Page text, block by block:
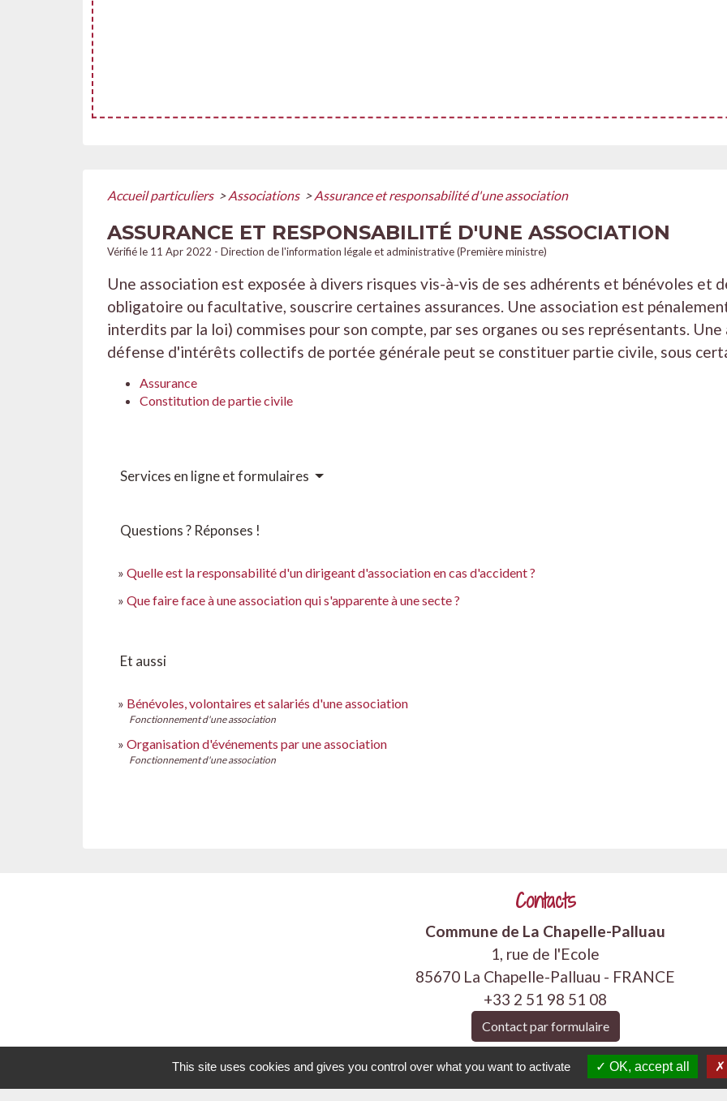
Accueil particuliers > Associations > Assurance et responsabilité d'une association
ASSURANCE ET RESPONSABILITÉ D'UNE ASSOCIATION
Vérifié le 11 Apr 2022 - Direction de l'information légale et administrative (Première ministre)
Une association est exposée à divers risques vis-à-vis de ses adhérents et bénévoles et
obligatoire ou facultative, souscrire certaines assurances. Une association est
interdits par la loi) commises pour son compte, par ses organes ou ses représentants.
défense d'intérêts collectifs de portée générale peut se constituer partie civile, sous
Assurance
Constitution de partie civile
Services en ligne et formulaires
Questions ? Réponses !
Quelle est la responsabilité d'un dirigeant d'association en cas d'accident ?
Que faire face à une association qui s'apparente à une secte ?
Et aussi
Bénévoles, volontaires et salariés d'une association
Fonctionnement d'une association
Organisation d'événements par une association
Fonctionnement d'une association
Contacts
Commune de La Chapelle-Palluau
1, rue de l'Ecole
85670 La Chapelle-Palluau - FRANCE
+33 2 51 98 51 08
Contact par formulaire
This site uses cookies and gives you control over what you want to activate OK, accept all